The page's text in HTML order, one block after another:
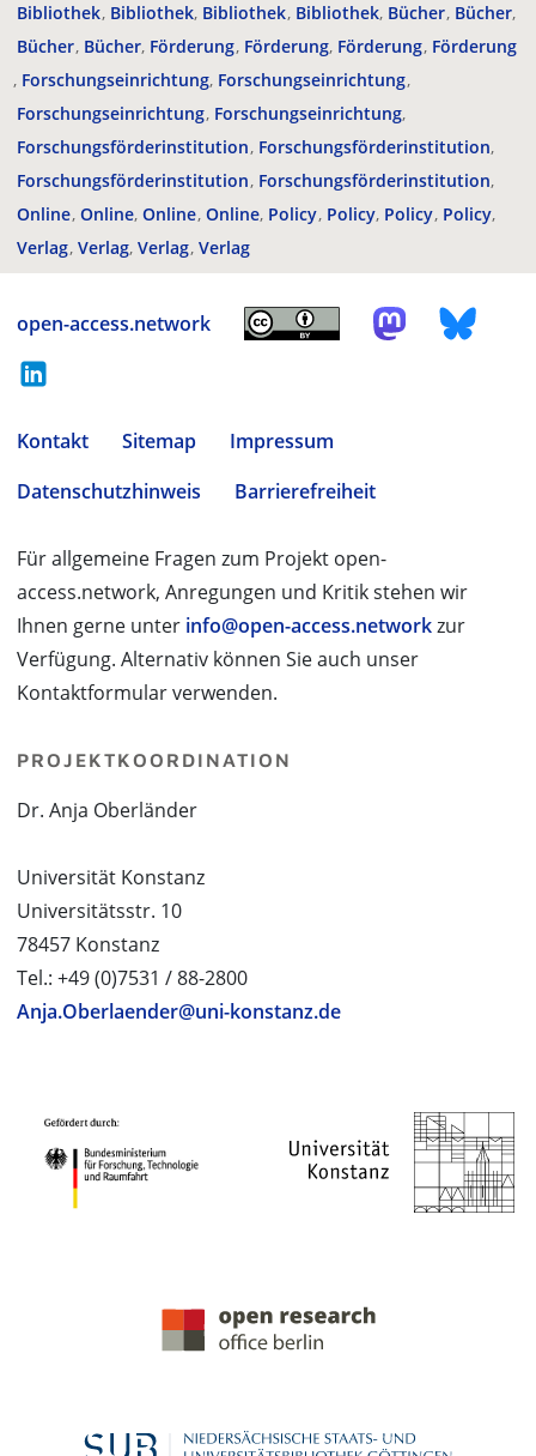
Bibliothek Bibliothek Bibliothek Bibliothek Bücher Bücher
Bücher Bücher Förderung Förderung Förderung Förderung
Forschungseinrichtung Forschungseinrichtung
Forschungseinrichtung Forschungseinrichtung
Forschungsförderinstitution Forschungsförderinstitution
Forschungsförderinstitution Forschungsförderinstitution
Online Online Online Online Policy Policy Policy Policy
Verlag Verlag Verlag Verlag
open-access.network
Kontakt Sitemap
Impressum
Datenschutzhinweis
Barrierefreiheit
Für allgemeine Fragen zum Projekt open-
access.network, Anregungen und Kritik stehen wir
Ihnen gerne unter info@open-access.networkzur
Verfügung. Alternativ können Sie auch unser
Kontaktformular verwenden.
PROJEKTKOORDINATION
Dr. Anja Oberländer
Universität Konstanz
Universitätsstr. 10
78457 Konstanz
Tel.: +49 (0)7531 / 88-2800
Anja.Oberlaender@uni-konstanz.de